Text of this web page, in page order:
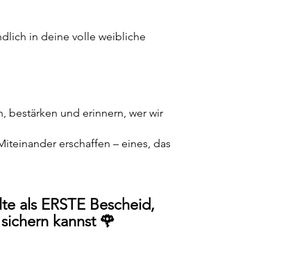
in deine volle weibliche
bestärken und erinnern, wer wir
erschaffen – eines, das
als ERSTE Bescheid,
kannst 🌹